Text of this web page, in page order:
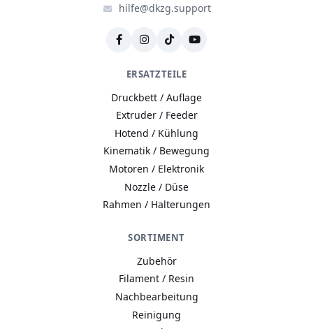
hilfe@dkzg.support
ERSATZTEILE
Druckbett / Auflage
Extruder / Feeder
Hotend / Kühlung
Kinematik / Bewegung
Motoren / Elektronik
Nozzle / Düse
Rahmen / Halterungen
SORTIMENT
Zubehör
Filament / Resin
Nachbearbeitung
Reinigung